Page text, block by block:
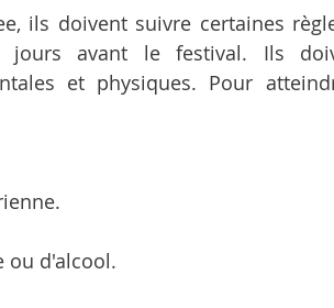
ils doivent suivre certaines
jours avant le festival. Ils
et physiques. Pour
ou d'alcool.